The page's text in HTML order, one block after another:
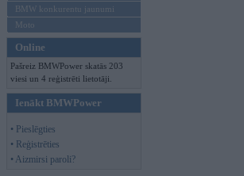
BMW konkurentu jaunumi
Moto
Online
Pašreiz BMWPower skatās 203
viesi un 4 reģistrēti lietotāji.
Ienākt BMWPower
• Pieslēgties
• Reģistrēties
• Aizmirsi paroli?